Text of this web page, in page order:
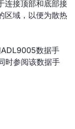
连接顶部和底部接
区域，以便为散热
数据手
时参阅该数据手